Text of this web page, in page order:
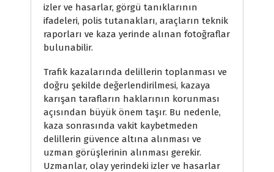
izler ve hasarlar, görgü tanıklarının
ifadeleri, polis tutanakları, araçların teknik
raporları ve kaza yerinde alınan fotoğraflar
bulunabilir.
Trafik kazalarında delillerin toplanması ve
doğru şekilde değerlendirilmesi, kazaya
karışan tarafların haklarının korunması
açısından büyük önem taşır. Bu nedenle,
kaza sonrasında vakit kaybetmeden
delillerin güvence altına alınması ve
uzman görüşlerinin alınması gerekir.
Uzmanlar, olay yerindeki izler ve hasarlar